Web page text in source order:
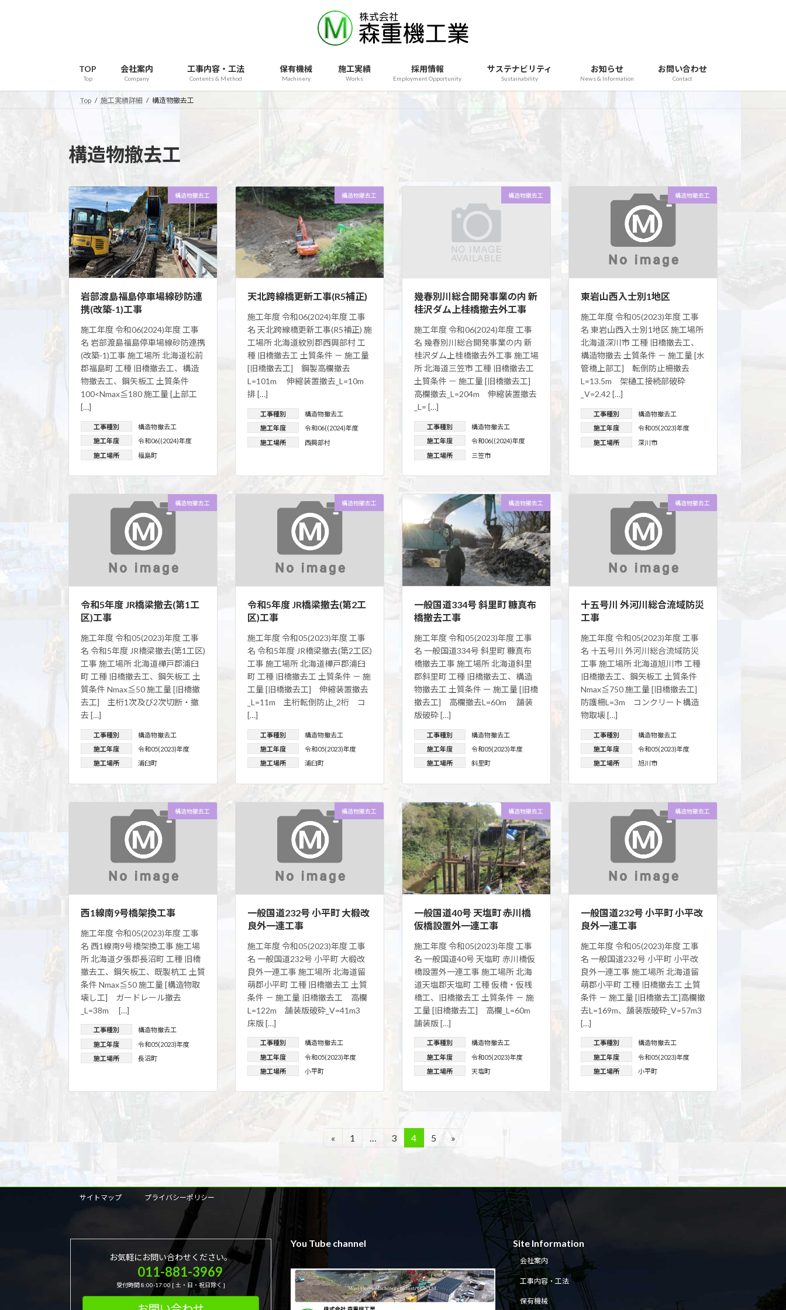
ス
ン
TOP
Top
会社案内
Company
工事内容・工法
Contents & Method
保有機械
Machinery
施工実績
Works
採用情報
Employment Opportunity
サステナビリティ
Sustainability
お知らせ
News & Information
お問い合わせ
Contact
Top 施工実績詳細 構造物撤去工
構造物撤去工
構造物撤去工
岩部渡島福島停車場線砂防連
携(改築-1)工事
施工年度 令和06(2024)年度 工事
名 岩部渡島福島停車場線砂防連携
(改築-1)工事 施工場所 北海道松前
郡福島町 工種 旧橋撤去工、構造
物撤去工、鋼矢板工 土質条件
100<Nmax≦180 施工量 [上部工
[…]
工事種別
構造物撤去工
施工年度
令和06((2024)年度
施工場所
福島町
構造物撤去工
天北跨線橋更新工事(R5補正)
施工年度 令和06(2024)年度 工事
名 天北跨線橋更新工事(R5補正) 施
工場所 北海道紋別郡西興部村 工
種 旧橋撤去工 土質条件 － 施工量
[旧橋撤去工] 鋼製高欄撤去
L=101m 伸縮装置撤去_L=10m
排 […]
工事種別
構造物撤去工
施工年度
令和06((2024)年度
施工場所
西興部村
構造物撤去工
幾春別川総合開発事業の内 新
桂沢ダム上桂橋撤去外工事
施工年度 令和06(2024)年度 工事
名 幾春別川総合開発事業の内 新
桂沢ダム上桂橋撤去外工事 施工場
所 北海道三笠市 工種 旧橋撤去工
土質条件 － 施工量 [旧橋撤去工]
高欄撤去_L=204m 伸縮装置撤去
_L= […]
工事種別
構造物撤去工
施工年度
令和06((2024)年度
施工場所
三笠市
構造物撤去工
東岩山西入士別1地区
施工年度 令和05(2023)年度 工事
名 東岩山西入士別1地区 施工場所
北海道深川市 工種 旧橋撤去工、
構造物撤去 土質条件 － 施工量 [水
管橋上部工] 転倒防止柵撤去
L=13.5m 架樋工接続部破砕
_V=2.42 […]
工事種別
構造物撤去工
施工年度
令和05(2023)年度
施工場所
深川市
構造物撤去工
令和5年度 JR橋梁撤去(第1工
区)工事
施工年度 令和05(2023)年度 工事
名 令和5年度 JR橋梁撤去(第1工区)
工事 施工場所 北海道樺戸郡浦臼
町 工種 旧橋撤去工、鋼矢板工 土
質条件 Nmax≦50 施工量 [旧橋撤
去工] 主桁1次及び2次切断・撤
去 […]
工事種別
構造物撤去工
施工年度
令和05(2023)年度
施工場所
浦臼町
構造物撤去工
令和5年度 JR橋梁撤去(第2工
区)工事
施工年度 令和05(2023)年度 工事
名 令和5年度 JR橋梁撤去(第2工区)
工事 施工場所 北海道樺戸郡浦臼
町 工種 旧橋撤去工 土質条件 － 施
工量 [旧橋撤去工] 伸縮装置撤去
_L=11m 主桁転倒防止_2桁 コ
[…]
工事種別
構造物撤去工
施工年度
令和05(2023)年度
施工場所
浦臼町
構造物撤去工
一般国道334号 斜里町 糠真布
橋撤去工事
施工年度 令和05(2023)年度 工事
名 一般国道334号 斜里町 糠真布
橋撤去工事 施工場所 北海道斜里
郡斜里町 工種 旧橋撤去工、構造
物撤去工 土質条件 ー 施工量 [旧橋
撤去工] 高欄撤去L=60m 舗装
版破砕 […]
工事種別
構造物撤去工
施工年度
令和05(2023)年度
施工場所
斜里町
構造物撤去工
十五号川 外河川総合流域防災
工事
施工年度 令和05(2023)年度 工事
名 十五号川 外河川総合流域防災
工事 施工場所 北海道旭川市 工種
旧橋撤去工、鋼矢板工 土質条件
Nmax≦750 施工量 [旧橋撤去工]
防護柵L=3m コンクリート構造
物取壊 […]
工事種別
構造物撤去工
施工年度
令和05(2023)年度
施工場所
旭川市
構造物撤去工
西1線南9号橋架換工事
施工年度 令和05(2023)年度 工事
名 西1線南9号橋架換工事 施工場
所 北海道夕張郡長沼町 工種 旧橋
撤去工、鋼矢板工、既製杭工 土質
条件 Nmax≦50 施工量 [構造物取
壊し工] ガードレール撤去
_L=38m […]
工事種別
構造物撤去工
施工年度
令和05(2023)年度
施工場所
長沼町
構造物撤去工
一般国道232号 小平町 大椴改
良外一連工事
施工年度 令和05(2023)年度 工事
名 一般国道232号 小平町 大椴改
良外一連工事 施工場所 北海道留
萌郡小平町 工種 旧橋撤去工 土質
条件 － 施工量 旧橋撤去工 高欄
L=122m 舗装版破砕_V=41m3
床版 […]
工事種別
構造物撤去工
施工年度
令和05(2023)年度
施工場所
小平町
構造物撤去工
一般国道40号 天塩町 赤川橋
仮橋設置外一連工事
施工年度 令和05(2023)年度 工事
名 一般国道40号 天塩町 赤川橋仮
橋設置外一連工事 施工場所 北海
道天塩郡天塩町 工種 仮橋・仮桟
橋工、旧橋撤去工 土質条件 － 施
工量 [旧橋撤去工] 高欄_L=60m
舗装版 […]
工事種別
構造物撤去工
施工年度
令和05(2023)年度
施工場所
天塩町
構造物撤去工
一般国道232号 小平町 小平改
良外一連工事
施工年度 令和05(2023)年度 工事
名 一般国道232号 小平町 小平改
良外一連工事 施工場所 北海道留
萌郡小平町 工種 旧橋撤去工 土質
条件 － 施工量 [旧橋撤去工]高欄撤
去L=169m、舗装版破砕_V=57m3
[…]
工事種別
構造物撤去工
施工年度
令和05(2023)年度
施工場所
小平町
の
ペ
り
«
固
1 …
固
3
固
4
固
5 »
サイトマップ プライバシーポリシー
お気軽にお問い合わせください。
011-881-3969
受付時間 8:00-17:00 [ 土・日・祝日除く ]
You Tube channel Site Information
会社案内
工事内容・工法
保有機械